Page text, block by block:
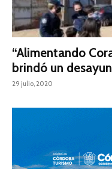
“Alimentando
brindó un
29 julio, 2020